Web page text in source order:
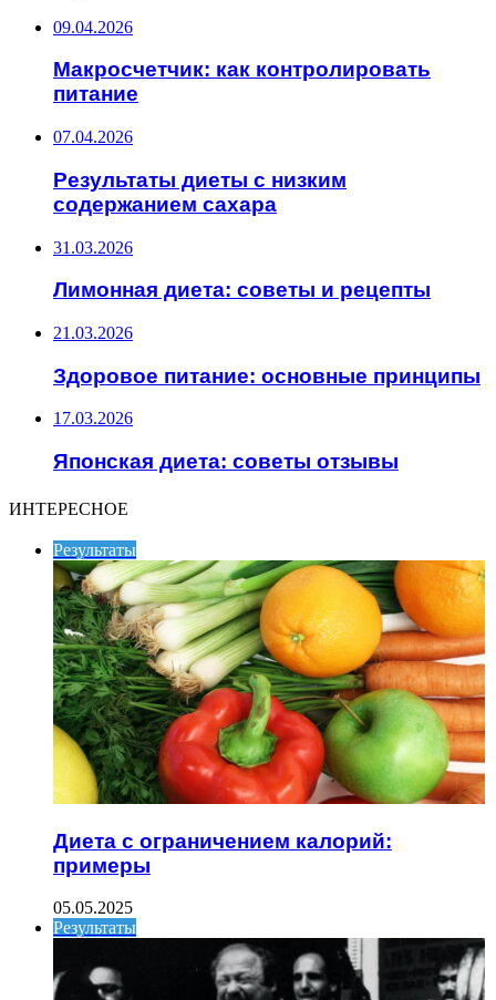
09.04.2026
Макросчетчик: как контролировать
питание
07.04.2026
Результаты диеты с низким
содержанием сахара
31.03.2026
Лимонная диета: советы и рецепты
21.03.2026
Здоровое питание: основные принципы
17.03.2026
Японская диета: советы отзывы
ИНТЕРЕСНОЕ
Результаты
Диета с ограничением калорий:
примеры
05.05.2025
Результаты